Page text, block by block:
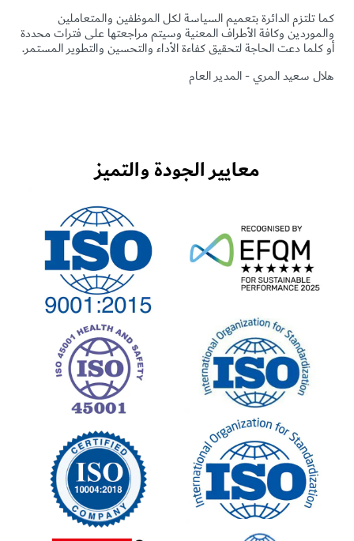
كما تلتزم الدائرة بتعميم السياسة لكل الموظفين والمتعاملين
والموردين وكافة الأطراف المعنية وسيتم مراجعتها على فترات محددة
أو كلما دعت الحاجة لتحقيق كفاءة الأداء والتحسين والتطوير المستمر.
هلال سعيد المري - المدير العام
معايير الجودة والتميز